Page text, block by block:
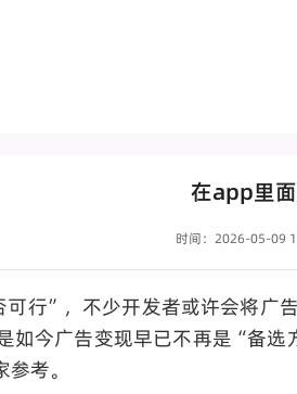
在app里
时间：2026-05-09
行”，不少开发者或许会将
如今广告变现早已不再是“备
考。